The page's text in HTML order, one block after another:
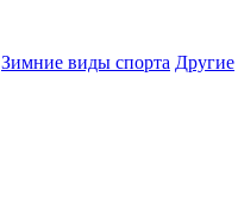
Зимние виды спорта Другие